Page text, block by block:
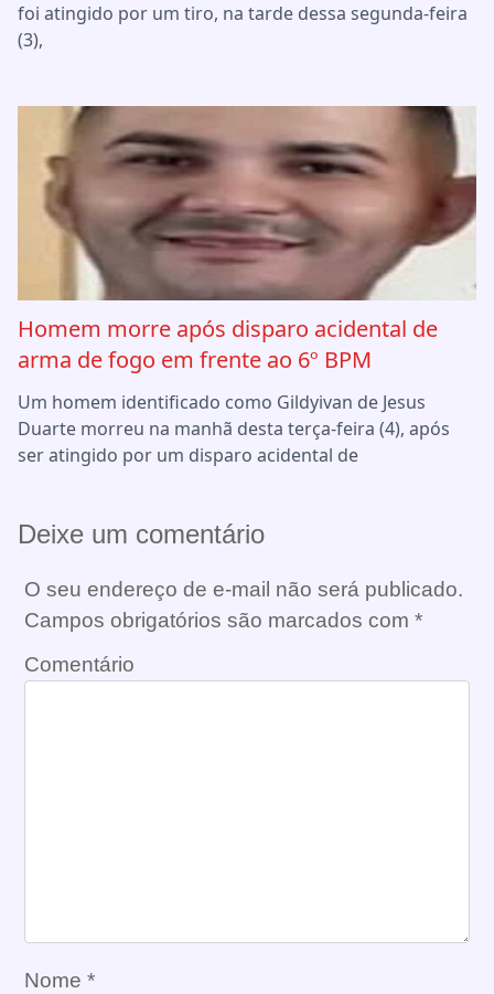
foi atingido por um tiro, na tarde dessa segunda-feira
(3),
Homem morre após disparo acidental de
arma de fogo em frente ao 6º BPM
Um homem identificado como Gildyivan de Jesus
Duarte morreu na manhã desta terça-feira (4), após
ser atingido por um disparo acidental de
Deixe um comentário
O seu endereço de e-mail não será publicado.
Campos obrigatórios são marcados com *
Comentário
Nome *